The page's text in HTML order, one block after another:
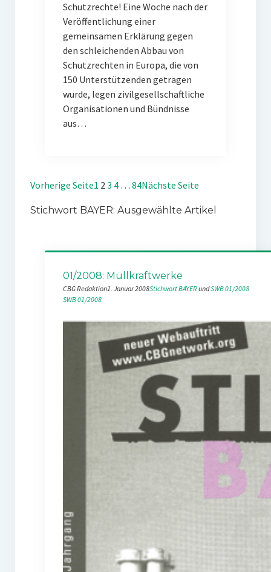
Schutzrechte! Eine Woche nach der
Veröffentlichung einer
gemeinsamen Erklärung gegen
den schleichenden Abbau von
Schutzrechten in Europa, die von
150 Unterstützenden getragen
wurde, legen zivilgesellschaftliche
Organisationen und Bündnisse
aus…
Vorherige Seite1 23 4 … 84Nächste Seite
Stichwort BAYER: Ausgewählte Artikel
01/2008: Müllkraftwerke
CBG Redaktion1. Januar 2008Stichwort BAYER und SWB 01/2008
SWB 01/2008